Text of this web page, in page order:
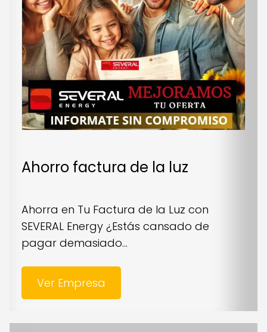
Ahorro factura de la luz
Ahorra en Tu Factura de la Luz con
SEVERAL Energy ¿Estás cansado de
pagar demasiado...
Ver Empresa